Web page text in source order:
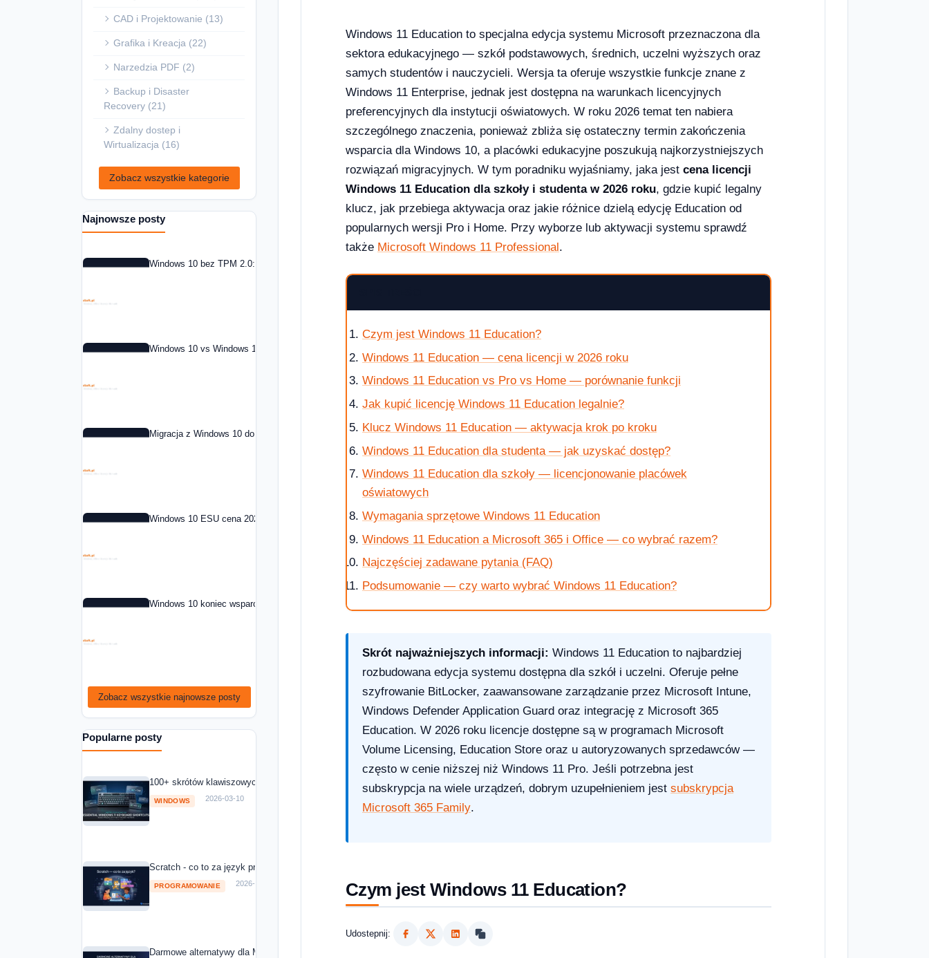
CAD i Projektowanie (13)
Grafika i Kreacja (22)
Narzedzia PDF (2)
Backup i Disaster
Recovery (21)
Zdalny dostep i
Wirtualizacja (16)
Zobacz wszystkie kategorie
Najnowsze posty
Windows 10 bez TPM 2.0: co zrobic w 2026?
Windows 10 vs Windows 11: czy warto aktualizowac w 2026?
Migracja z Windows 10 do Windows 11 krok po kroku
Windows 10 ESU cena 2026: co to jest i jak kupic?
Windows 10 koniec wsparcia: co dalej w 2026 roku?
Zobacz wszystkie najnowsze posty
Popularne posty
100+ skrótów klawiszowych Windows 11 i 10 — kompletna ściąga [2026]
WINDOWS 2026-03-10
Scratch - co to za język programowania?
PROGRAMOWANIE 2026-03-10
Darmowe alternatywy dla Microsoft Office — porównanie 6 pakietów w 2026
Windows 11 Education to specjalna edycja systemu Microsoft przeznaczona dla
sektora edukacyjnego — szkół podstawowych, średnich, uczelni wyższych oraz
samych studentów i nauczycieli. Wersja ta oferuje wszystkie funkcje znane z
Windows 11 Enterprise, jednak jest dostępna na warunkach licencyjnych
preferencyjnych dla instytucji oświatowych. W roku 2026 temat ten nabiera
szczególnego znaczenia, ponieważ zbliża się ostateczny termin zakończenia
wsparcia dla Windows 10, a placówki edukacyjne poszukują najkorzystniejszych
rozwiązań migracyjnych. W tym poradniku wyjaśniamy, jaka jest cena licencji
Windows 11 Education dla szkoły i studenta w 2026 roku, gdzie kupić legalny
klucz, jak przebiega aktywacja oraz jakie różnice dzielą edycję Education od
popularnych wersji Pro i Home. Przy wyborze lub aktywacji systemu sprawdź
także Microsoft Windows 11 Professional .
Czym jest Windows 11 Education?
Windows 11 Education — cena licencji w 2026 roku
Windows 11 Education vs Pro vs Home — porównanie funkcji
Jak kupić licencję Windows 11 Education legalnie?
Klucz Windows 11 Education — aktywacja krok po kroku
Windows 11 Education dla studenta — jak uzyskać dostęp?
Windows 11 Education dla szkoły — licencjonowanie placówek
oświatowych
Wymagania sprzętowe Windows 11 Education
Windows 11 Education a Microsoft 365 i Office — co wybrać razem?
Najczęściej zadawane pytania (FAQ)
Podsumowanie — czy warto wybrać Windows 11 Education?
Skrót najważniejszych informacji: Windows 11 Education to najbardziej
rozbudowana edycja systemu dostępna dla szkół i uczelni. Oferuje pełne
szyfrowanie BitLocker, zaawansowane zarządzanie przez Microsoft Intune,
Windows Defender Application Guard oraz integrację z Microsoft 365
Education. W 2026 roku licencje dostępne są w programach Microsoft
Volume Licensing, Education Store oraz u autoryzowanych sprzedawców —
często w cenie niższej niż Windows 11 Pro. Jeśli potrzebna jest
subskrypcja na wiele urządzeń, dobrym uzupełnieniem jest subskrypcja
Microsoft 365 Family.
Czym jest Windows 11 Education?
Udostepnij: